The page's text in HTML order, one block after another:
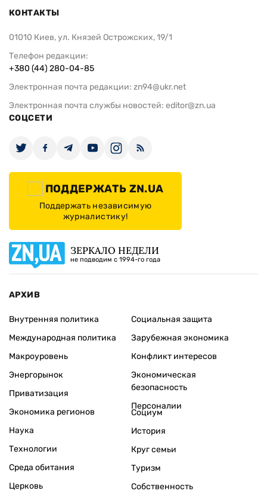
КОНТАКТЫ
01010 Киев, ул. Князей Острожских, 19/1
Телефон редакции:
+380 (44) 280-04-85
Электронная почта редакции: zn94@ukr.net
Электронная почта службы новостей: editor@zn.ua
СОЦСЕТИ
ПОДДЕРЖАТЬ ZN.UA
Поддержать независимую
журналистику!
ЗЕРКАЛО НЕДЕЛИ
не подводим с 1994-го года
АРХИВ
Внутренняя политика
Международная политика
Макроуровень
Энергорынок
Приватизация
Экономика регионов
Социальная защита
Зарубежная экономика
Конфликт интересов
Экономическая
безопасность
Персоналии
Наука
Технологии
Среда обитания
Церковь
Социум
История
Круг семьи
Туризм
Собственность